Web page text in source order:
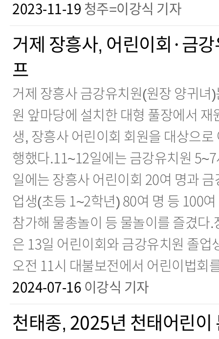
2023-11-19 청주=이강식 기자
거제 장흥사, 어린이회·금
프
거제 장흥사 금강유치원(원장 양귀녀
원 앞마당에 설치한 대형 풀장에서
생, 장흥사 어린이회 회원을 대상으로
행했다.11~12일에는 금강유치원
일에는 장흥사 어린이회 20여 명과
업생(초등 1~2학년) 80여 명 등 100
참가해 물총놀이 등 물놀이를 즐겼다
은 13일 어린이회와 금강유치원 졸업
오전 11시 대불보전에서 어린이법회
2024-07-16 이강식 기자
천태종, 2025년 천태어린이